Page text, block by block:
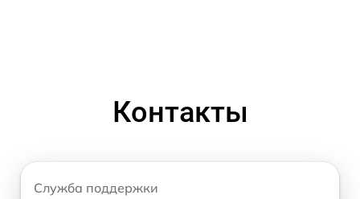
Контакты
Служба поддержки